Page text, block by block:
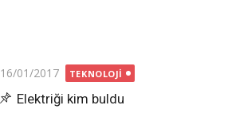
Posted
on
16/01/2017 TEKNOLOJI
Elektriği kim buldu